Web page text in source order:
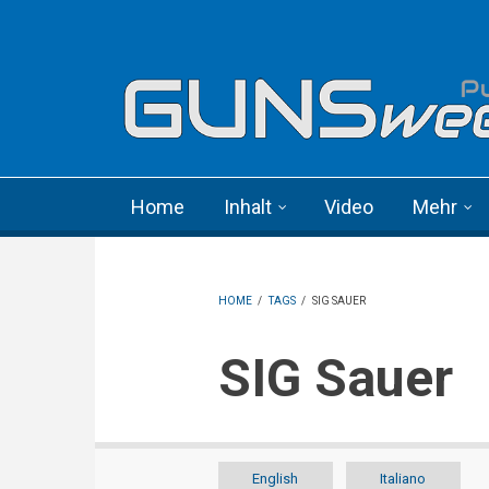
Home Inhalt Video Mehr
HOME / TAGS / SIG SAUER
SIG Sauer
English Italiano